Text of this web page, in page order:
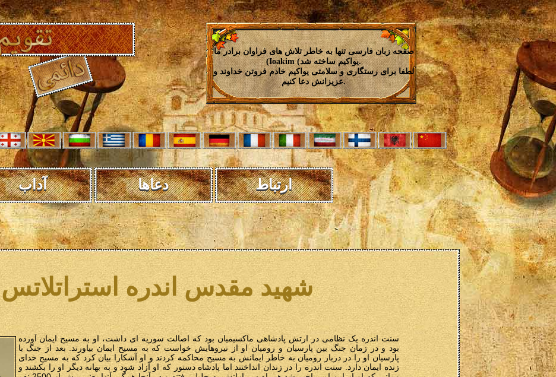
صفحه زبان فارسی تنها به خاطر تلاش های فراوان برادر ما
(Ioakim (یواکیم ساخته شد.
لطفا برای رستگاری و سلامتی یواکیم خادم فروتن خداوند و
عزیزانش دعا کنیم.
آداب دعاها ارتباط
شهید مقدس اندره استراتلاتس
سنت اندره یک نظامی در ارتش پادشاهی ماکسیمیان بود که اصالت سوریه ای داشت، او به مسیح ایمان آورده
بود و در زمان جنگ بین پارسیان و رومیان او از نیروهایش خواست که به مسیح ایمان بیاورند. بعد از جنگ با
پارسیان او را در دربار رومیان به خاطر ایمانش به مسیح محاکمه کردند و او آشکارا بیان کرد که به مسیح خدای
زنده ایمان دارد. سنت اندره را در زندان انداختند اما پادشاه دستور که او آزاد شود و به بهانه دیگر او را بکشند و